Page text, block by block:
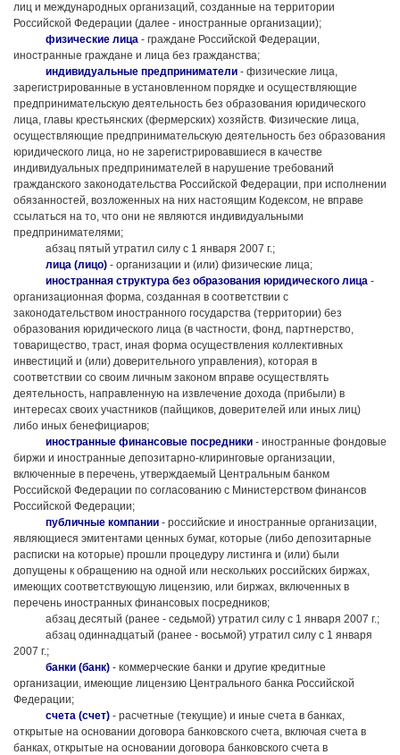
лиц и международных организаций, созданные на территории
Российской Федерации (далее - иностранные организации);
физические лица - граждане Российской Федерации,
иностранные граждане и лица без гражданства;
индивидуальные предприниматели - физические лица,
зарегистрированные в установленном порядке и осуществляющие
предпринимательскую деятельность без образования юридического
лица, главы крестьянских (фермерских) хозяйств. Физические лица,
осуществляющие предпринимательскую деятельность без образования
юридического лица, но не зарегистрировавшиеся в качестве
индивидуальных предпринимателей в нарушение требований
гражданского законодательства Российской Федерации, при исполнении
обязанностей, возложенных на них настоящим Кодексом, не вправе
ссылаться на то, что они не являются индивидуальными
предпринимателями;
абзац пятый утратил силу с 1 января 2007 г.;
лица (лицо) - организации и (или) физические лица;
иностранная структура без образования юридического лица -
организационная форма, созданная в соответствии с
законодательством иностранного государства (территории) без
образования юридического лица (в частности, фонд, партнерство,
товарищество, траст, иная форма осуществления коллективных
инвестиций и (или) доверительного управления), которая в
соответствии со своим личным законом вправе осуществлять
деятельность, направленную на извлечение дохода (прибыли) в
интересах своих участников (пайщиков, доверителей или иных лиц)
либо иных бенефициаров;
иностранные финансовые посредники - иностранные фондовые
биржи и иностранные депозитарно-клиринговые организации,
включенные в перечень, утверждаемый Центральным банком
Российской Федерации по согласованию с Министерством финансов
Российской Федерации;
публичные компании - российские и иностранные организации,
являющиеся эмитентами ценных бумаг, которые (либо депозитарные
расписки на которые) прошли процедуру листинга и (или) были
допущены к обращению на одной или нескольких российских биржах,
имеющих соответствующую лицензию, или биржах, включенных в
перечень иностранных финансовых посредников;
абзац десятый (ранее - седьмой) утратил силу с 1 января 2007 г.;
абзац одиннадцатый (ранее - восьмой) утратил силу с 1 января
2007 г.;
банки (банк) - коммерческие банки и другие кредитные
организации, имеющие лицензию Центрального банка Российской
Федерации;
счета (счет) - расчетные (текущие) и иные счета в банках,
открытые на основании договора банковского счета, включая счета в
банках, открытые на основании договора банковского счета в